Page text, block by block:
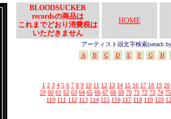
BLOODSUCKER
recordsの商品は
これまでどおり消費税は
いただきません
HOME
アーティスト頭文字検索(serach
A
B C D E F G H
1 2 3 4 5 6 7 8 9 10 11 12 13 14 15 16 17 18 19 20
59 60 61 62 63 64 65 66 67 68 69 70 71 72 73 74 75
110 111 112 113 114 115 116 117 118 119 120